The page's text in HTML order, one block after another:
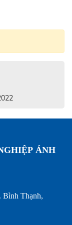
ÁNH
Mr.Hội
Bình Thạnh,